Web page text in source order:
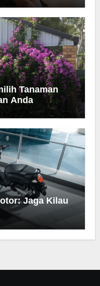
Tanaman
Anda
Jaga Kilau